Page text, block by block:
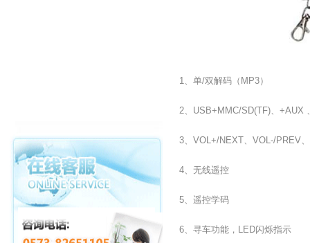
1、单/双解码（MP3）
2、USB+MMC/SD(TF)、+AUX
3、VOL+/NEXT、VOL-/PREV
4、无线遥控
5、遥控学码
6、寻车功能，LED闪烁指示